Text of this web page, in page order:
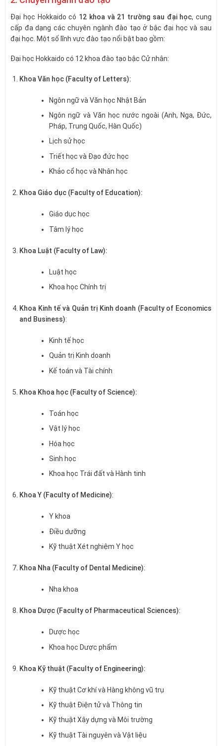
Đại học Hokkaido có 12 khoa và 21 trường sau đại học, cung
cấp đa dạng các chuyên ngành đào tạo ở bậc đại học và sau
đại học. Một số lĩnh vực đào tạo nổi bật bao gồm:
Đại học Hokkaido có 12 khoa đào tạo bậc Cử nhân:
Khoa Văn học (Faculty of Letters):
Ngôn ngữ và Văn học Nhật Bản
Ngôn ngữ và Văn học nước ngoài (Anh, Nga, Đức,
Pháp, Trung Quốc, Hàn Quốc)
Lịch sử học
Triết học và Đạo đức học
Khảo cổ học và Nhân học
Khoa Giáo dục (Faculty of Education):
Giáo dục học
Tâm lý học
Khoa Luật (Faculty of Law):
Luật học
Khoa học Chính trị
Khoa Kinh tế và Quản trị Kinh doanh (Faculty of Economics
and Business):
Kinh tế học
Quản trị Kinh doanh
Kế toán và Tài chính
Khoa Khoa học (Faculty of Science):
Toán học
Vật lý học
Hóa học
Sinh học
Khoa học Trái đất và Hành tinh
Khoa Y (Faculty of Medicine):
Y khoa
Điều dưỡng
Kỹ thuật Xét nghiệm Y học
Khoa Nha (Faculty of Dental Medicine):
Nha khoa
Khoa Dược (Faculty of Pharmaceutical Sciences):
Dược học
Khoa học Dược phẩm
Khoa Kỹ thuật (Faculty of Engineering):
Kỹ thuật Cơ khí và Hàng không vũ trụ
Kỹ thuật Điện tử và Thông tin
Kỹ thuật Xây dựng và Môi trường
Kỹ thuật Tài nguyên và Vật liệu